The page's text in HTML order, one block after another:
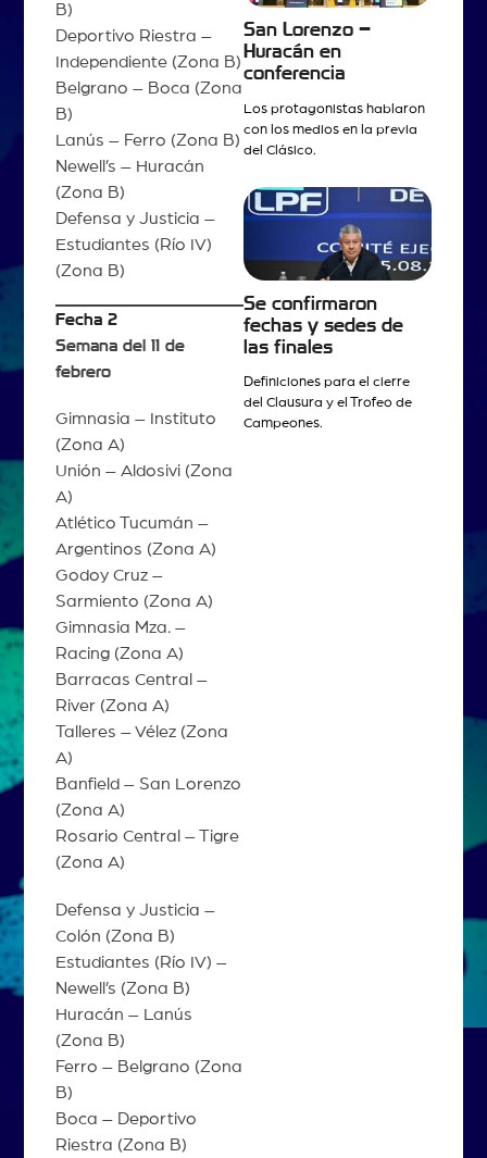
B)
Deportivo Riestra –
Independiente (Zona B)
Belgrano – Boca (Zona
B)
Lanús – Ferro (Zona B)
Newell’s – Huracán
(Zona B)
Defensa y Justicia –
Estudiantes (Río IV)
(Zona B)
Fecha 2
Semana del 11 de
febrero
Gimnasia – Instituto
(Zona A)
Unión – Aldosivi (Zona
A)
Atlético Tucumán –
Argentinos (Zona A)
Godoy Cruz –
Sarmiento (Zona A)
Gimnasia Mza. –
Racing (Zona A)
Barracas Central –
River (Zona A)
Talleres – Vélez (Zona
A)
Banfield – San Lorenzo
(Zona A)
Rosario Central – Tigre
(Zona A)
Defensa y Justicia –
Colón (Zona B)
Estudiantes (Río IV) –
Newell’s (Zona B)
Huracán – Lanús
(Zona B)
Ferro – Belgrano (Zona
B)
Boca – Deportivo
Riestra (Zona B)
San Lorenzo –
Huracán en
conferencia
Los protagonistas hablaron
con los medios en la previa
del Clásico.
Se confirmaron
fechas y sedes de
las finales
Definiciones para el cierre
del Clausura y el Trofeo de
Campeones.